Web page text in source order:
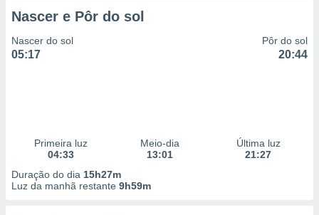
Nascer e Pôr do sol
Nascer do sol
05:17
Pôr do sol
20:44
Primeira luz
04:33
Meio-dia
13:01
Última luz
21:27
Duração do dia 15h27m
Luz da manhã restante 9h59m